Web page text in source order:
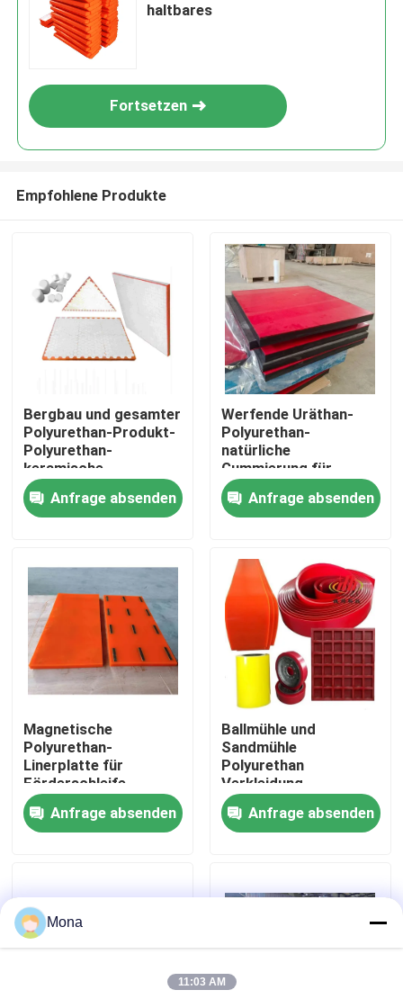
Startseite
Videos
Über uns
Qualitätskontrolle
Kontakt
Keramische Abnutzungszwischenlage
Tonerde-keramische Zwischenlage
haltbares
Fortsetzen
Empfohlene Produkte
Bergbau und gesamter
Polyurethan-Produkt-
Polyurethan-
keramische
Abnutzungs-
Zwischenlage
Anfrage absenden
Werfende Uräthan-
Polyurethan-
natürliche
Gummierung für
Förderrinne
Anfrage absenden
Magnetische
Polyurethan-
Linerplatte für
Förderschleife,
Hopper
Anfrage absenden
Ballmühle und
Sandmühle
Polyurethan
Verkleidung
Verkleidung
Anfrage absenden
Mona
11:03 AM